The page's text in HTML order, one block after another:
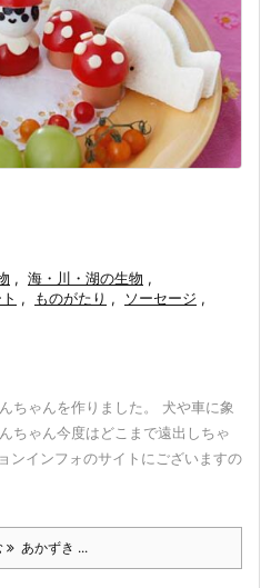
, 海・川・湖の生物 ,
, ものがたり , ソーセージ ,
ちゃんを作りました。 犬や車に象
ちゃん今度はどこまで遠出しちゃ
ンインフォのサイトにございますの
あかずき ...